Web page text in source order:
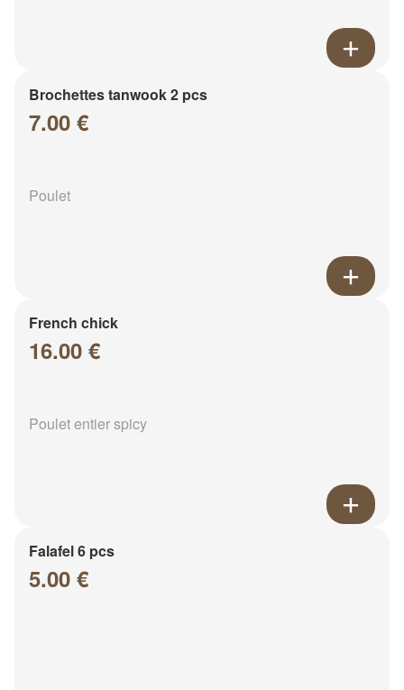
Brochettes tanwook 2 pcs
7.00 €
Poulet
French chick
16.00 €
Poulet entier spicy
Falafel 6 pcs
5.00 €